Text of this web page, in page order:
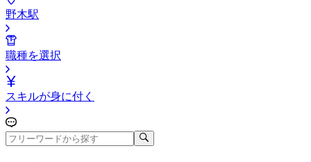
野木駅
職種を選択
スキルが身に付く